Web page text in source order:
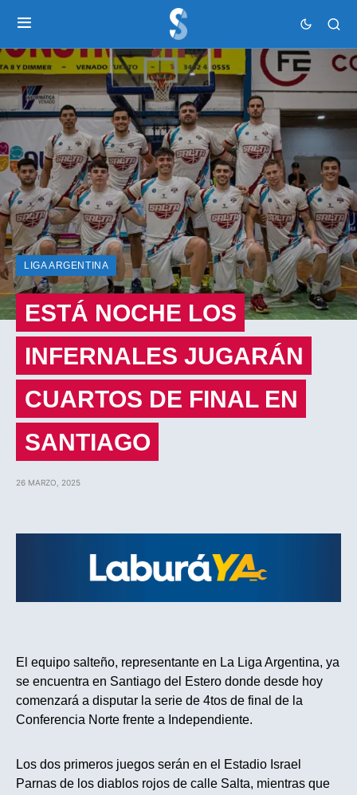
LIGA ARGENTINA
ESTÁ NOCHE LOS
INFERNALES JUGARÁN
CUARTOS DE FINAL EN
SANTIAGO
26 MARZO, 2025
El equipo salteño, representante en La Liga Argentina, ya
se encuentra en Santiago del Estero donde desde hoy
comenzará a disputar la serie de 4tos de final de la
Conferencia Norte frente a Independiente.
Los dos primeros juegos serán en el Estadio Israel
Parnas de los diablos rojos de calle Salta, mientras que